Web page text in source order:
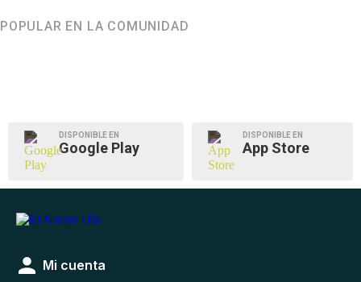
POPULAR EN LA COMUNIDAD
DISPONIBLE EN
Google Play
DISPONIBLE EN
App Store
Mi cuenta